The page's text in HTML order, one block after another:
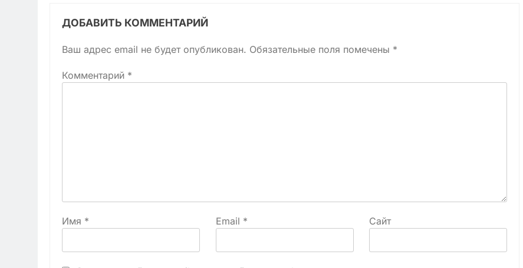
ДОБАВИТЬ КОММЕНТАРИЙ
Ваш адрес email не будет опубликован. Обязательные поля помечены *
Комментарий *
Имя * Email * Сайт